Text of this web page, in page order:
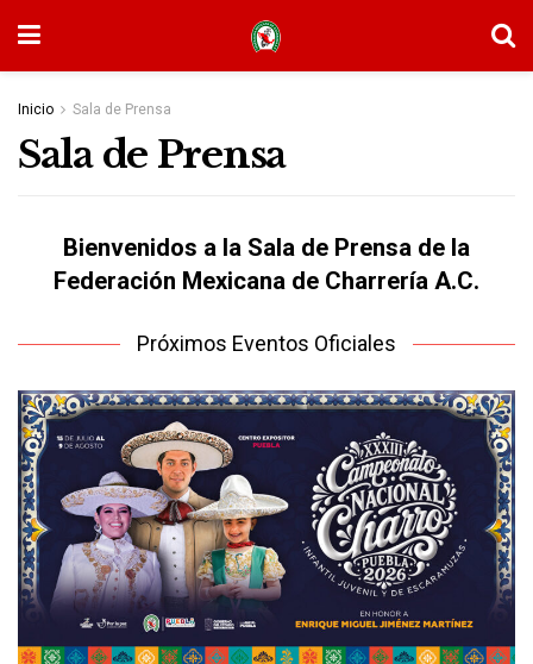
Inicio Sala de Prensa
Sala de Prensa
Bienvenidos a la Sala de Prensa de la
Federación Mexicana de Charrería A.C.
Próximos Eventos Oficiales